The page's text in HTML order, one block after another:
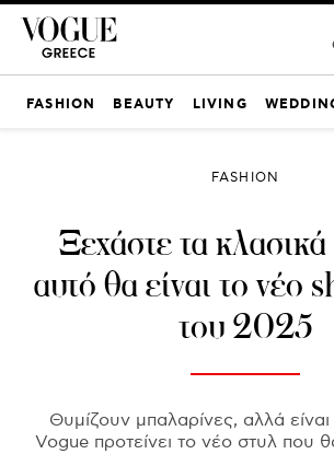
FASHION BEAUTY LIVING
FASHION
Ξεχάστε τα
αυτό θα είναι το νέο
του 2025
Θυμίζουν μπαλαρίνες, αλλά
Vogue προτείνει το νέο στυλ που